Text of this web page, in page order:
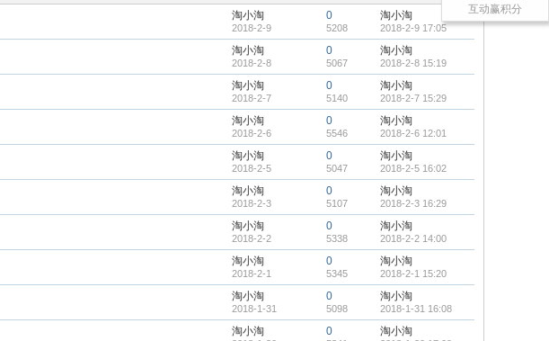
淘小淘
2018-2-9
0
5208
淘小淘
2018-2-9 17:05
淘小淘
2018-2-8
0
5067
淘小淘
2018-2-8 15:19
淘小淘
2018-2-7
0
5140
淘小淘
2018-2-7 15:29
淘小淘
2018-2-6
0
5546
淘小淘
2018-2-6 12:01
淘小淘
2018-2-5
0
5047
淘小淘
2018-2-5 16:02
淘小淘
2018-2-3
0
5107
淘小淘
2018-2-3 16:29
淘小淘
2018-2-2
0
5338
淘小淘
2018-2-2 14:00
淘小淘
2018-2-1
0
5345
淘小淘
2018-2-1 15:20
淘小淘
2018-1-31
0
5098
淘小淘
2018-1-31 16:08
淘小淘 0 淘小淘
互动赢积分